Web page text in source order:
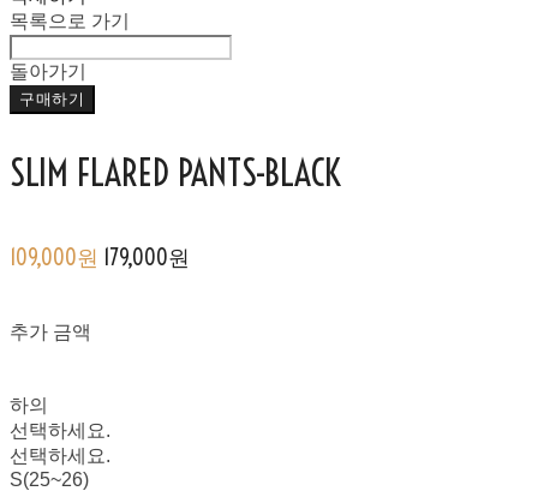
목록으로 가기
돌아가기
구매하기
SLIM FLARED PANTS-BLACK
109,000원 179,000원
추가 금액
하의
선택하세요.
선택하세요.
S(25~26)